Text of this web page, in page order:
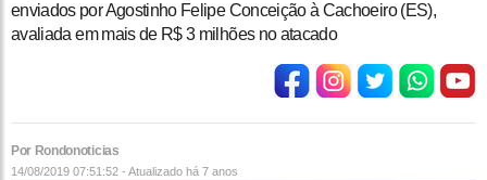
enviados por Agostinho Felipe Conceição à Cachoeiro (ES),
avaliada em mais de R$ 3 milhões no atacado
Por Rondonoticias
14/08/2019 07:51:52 - Atualizado há 7 anos